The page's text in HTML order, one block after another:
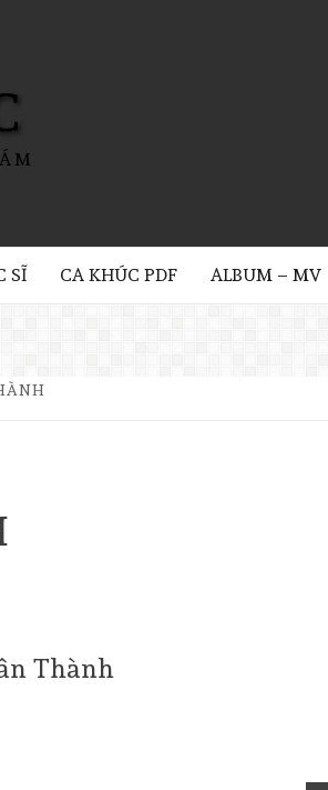
SĨ CA KHÚC PDF ALBUM – MV
Thành